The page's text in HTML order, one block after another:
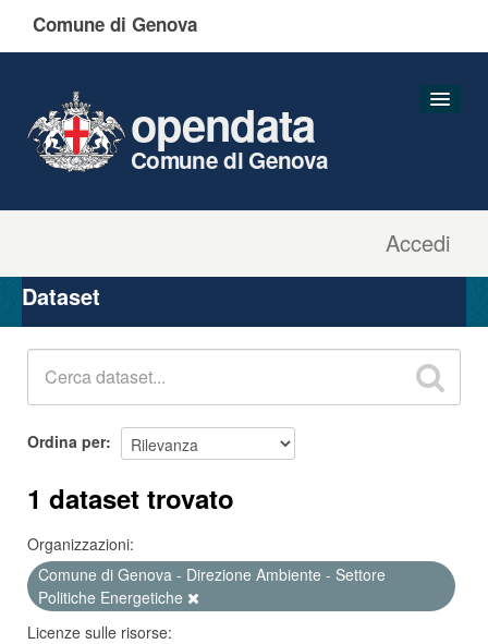
Comune di Genova
Accedi
opendata
Comune di Genova
Organizzazioni
Gruppi
Dataset
Ordina per
1 dataset trovato
Organizzazioni:
Comune di Genova - Direzione Ambiente - Settore
Politiche Energetiche
Licenze sulle risorse: